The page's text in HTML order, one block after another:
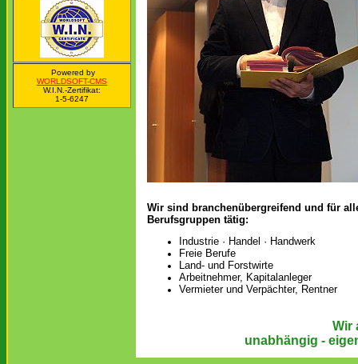
Powered by
WORLDSOFT-CMS
W.I.N.-Zertifikat:
1-5-6247
Wir sind branchenübergreifend und für
Berufsgruppen tätig:
Industrie · Handel · Handwerk
Freie Berufe
Land- und Forstwirte
Arbeitnehmer, Kapitalanleger
Vermieter und Verpächter, Rentner
Wir
unabhängig -